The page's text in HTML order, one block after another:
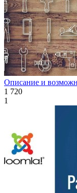
Описание и
1 720
1